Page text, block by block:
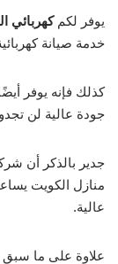
يوفر لكم كهربائي
خدمة صيانة
كذلك فإنه يوفر
جودة عالية لن
جدير بالذكر أن
منازل الكويت
عالية.
علاوة على ما سبق